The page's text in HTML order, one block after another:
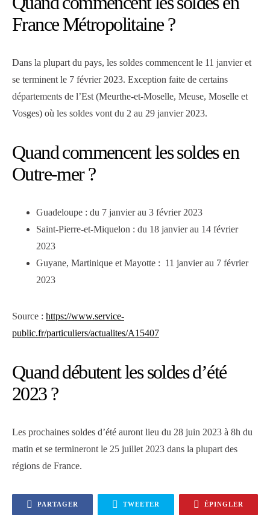
France Métropolitaine ?
Dans la plupart du pays, les soldes commencent le 11 janvier et
se terminent le 7 février 2023. Exception faite de certains
départements de l’Est (Meurthe-et-Moselle, Meuse, Moselle et
Vosges) où les soldes vont du 2 au 29 janvier 2023.
Quand commencent les soldes en
Outre-mer ?
Guadeloupe : du 7 janvier au 3 février 2023
Saint-Pierre-et-Miquelon : du 18 janvier au 14 février
2023
Guyane, Martinique et Mayotte : 11 janvier au 7 février
2023
Source : https://www.service-
public.fr/particuliers/actualites/A15407
Quand débutent les soldes d’été
2023 ?
Les prochaines soldes d’été auront lieu du 28 juin 2023 à 8h du
matin et se termineront le 25 juillet 2023 dans la plupart des
régions de France.
PARTAGER TWEETER ÉPINGLER